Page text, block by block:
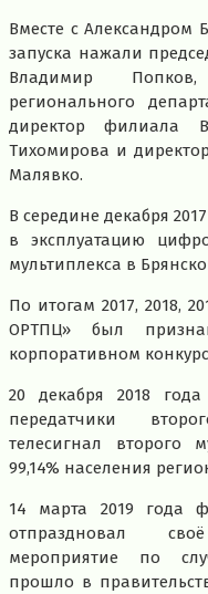
Вместе с Александром
запуска нажали
Владимир Попков,
регионального
директор филиала
Тихомирова и
Малявко.
В середине декабря
в эксплуатацию
мультиплекса в
По итогам 2017, 2018,
ОРТПЦ» был
корпоративном
20 декабря 2018
передатчики
телесигнал второго
99,14% населения
14 марта 2019 года
отпраздновал
мероприятие по
прошло в